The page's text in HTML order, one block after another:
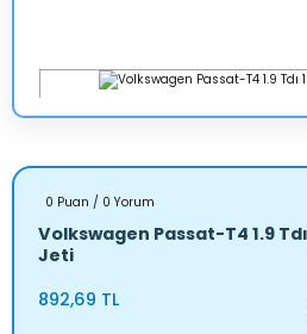
0 Puan / 0 Yorum
Volkswagen Passat-T4 1.9
Jeti
892,69 TL